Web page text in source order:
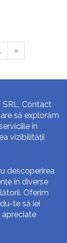
»
SRL. Contact
să explorăm
în
vizibilității
descoperirea
în diverse
Oferim
te să iei
apreciate